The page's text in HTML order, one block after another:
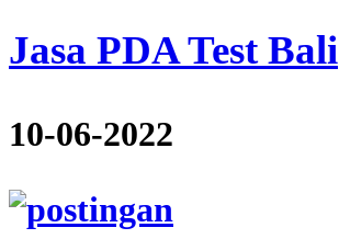
Jasa PDA Test Bali
10-06-2022